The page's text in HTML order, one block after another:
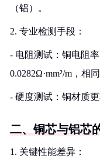
（铝）。
2. 专业检测手段：
- 电阻测试：铜电阻
0.0282Ω·mm²/m，相
- 硬度测试：铜材质
二、铜芯与铝芯
1. 关键性能差异：